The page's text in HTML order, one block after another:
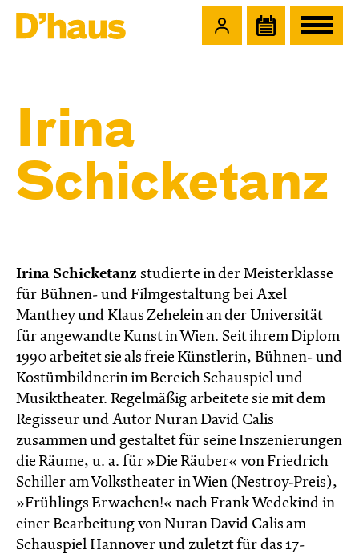
Irina
Schicketanz
Irina Schicketanz studierte in der Meisterklasse
für Bühnen- und Filmgestaltung bei Axel
Manthey und Klaus Zehelein an der Universität
für angewandte Kunst in Wien. Seit ihrem Diplom
1990 arbeitet sie als freie Künstlerin, Bühnen- und
Kostümbildnerin im Bereich Schauspiel und
Musiktheater. Regelmäßig arbeitete sie mit dem
Regisseur und Autor Nuran David Calis
zusammen und gestaltet für seine Inszenierungen
die Räume, u. a. für »Die Räuber« von Friedrich
Schiller am Volkstheater in Wien (Nestroy-Preis),
»Frühlings Erwachen!« nach Frank Wedekind in
einer Bearbeitung von Nuran David Calis am
Schauspiel Hannover und zuletzt für das 17-